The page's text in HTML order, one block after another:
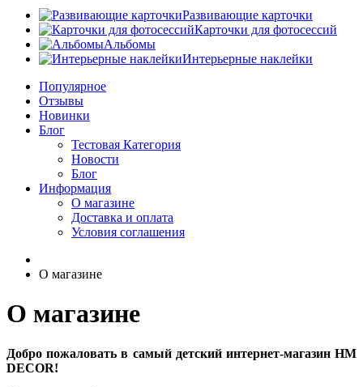
Развивающие карточки
Карточки для фотосессий
Альбомы
Интерьерные наклейки
Популярное
Отзывы
Новинки
Блог
Тестовая Категория
Новости
Блог
Информация
О магазине
Доставка и оплата
Условия соглашения
О магазине
О магазине
Добро пожаловать в самый детский интернет-магазин HM
DECOR!